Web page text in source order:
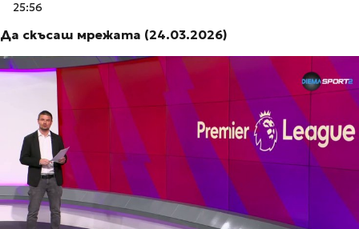
25:56
Да скъсаш мрежата (24.03.2026)